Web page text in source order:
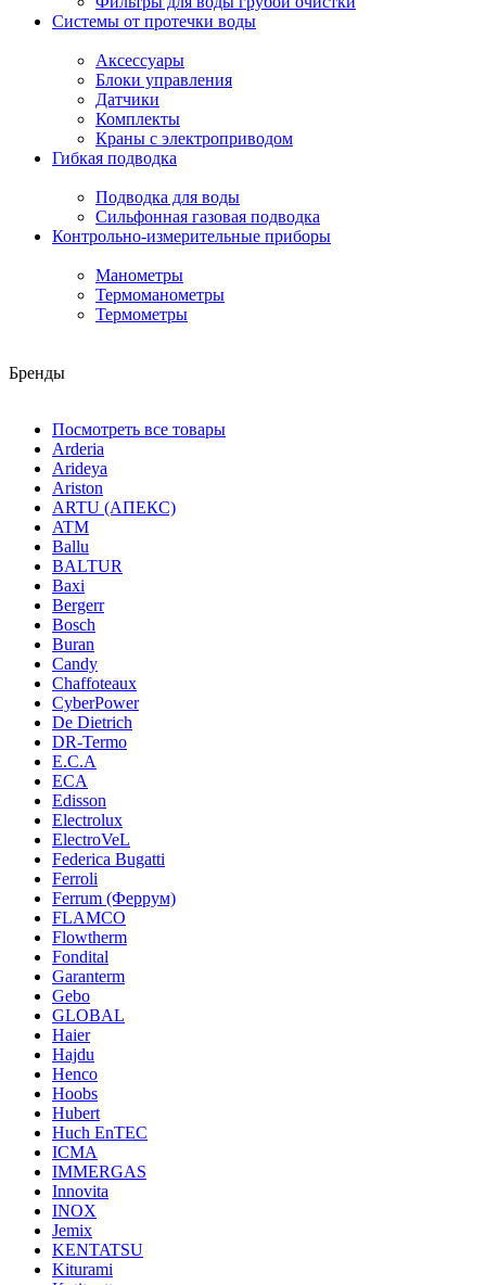
Системы от протечки воды
Аксессуары
Блоки управления
Датчики
Комплекты
Краны с электроприводом
Гибкая подводка
Подводка для воды
Сильфонная газовая подводка
Контрольно-измерительные приборы
Манометры
Термоманометры
Термометры
Бренды
Посмотреть все товары
Arderia
Arideya
Ariston
ARTU (АПЕКС)
ATM
Ballu
BALTUR
Baxi
Bergerr
Bosch
Buran
Candy
Chaffoteaux
CyberPower
De Dietrich
DR-Termo
E.C.A
ECA
Edisson
Electrolux
ElectroVeL
Federica Bugatti
Ferroli
Ferrum (Феррум)
FLAMCO
Flowtherm
Fondital
Garanterm
Gebo
GLOBAL
Haier
Hajdu
Henco
Hoobs
Hubert
Huch EnTEC
ICMA
IMMERGAS
Innovita
INOX
Jemix
KENTATSU
Kiturami